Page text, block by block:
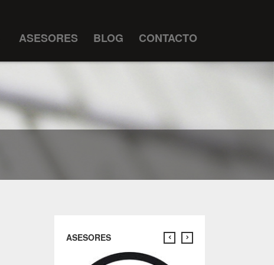
ASESORES BLOG CONTACTO
ASESORES